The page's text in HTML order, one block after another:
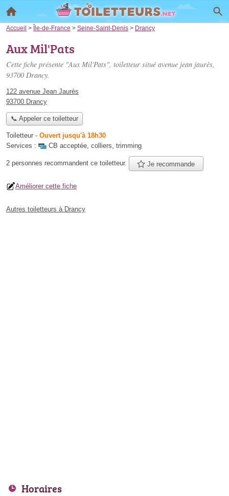
Accueil > Île-de-France > Seine-Saint-Denis > Drancy
Aux Mil'Pats
Cette fiche présente "Aux Mil'Pats", toiletteur situé avenue jean jaurès,
93700 Drancy.
122 avenue Jean Jaurès
93700 Drancy
📞 Appeler ce toiletteur
Toiletteur - Ouvert jusqu'à 18h30
Services :
CB acceptée, colliers, trimming
2 personnes recommandent ce toiletteur. Je recommande
Améliorer cette fiche
Autres toiletteurs à Drancy
Horaires